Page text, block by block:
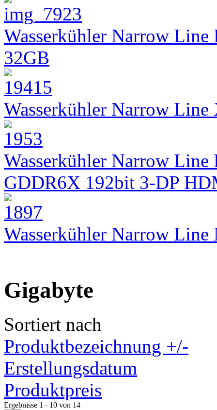
Wasserkühler Narrow
32GB
Wasserkühler Narrow
Wasserkühler Narrow Line
GDDR6X 192bit 3-DP
Wasserkühler Narrow
Gigabyte
Sortiert nach
Produktbezeichnung +/-
Erstellungsdatum
Produktpreis
Ergebnisse 1 - 10 von 14